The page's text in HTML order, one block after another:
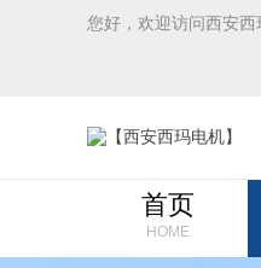
您好，欢迎访问西安
首页
HOME